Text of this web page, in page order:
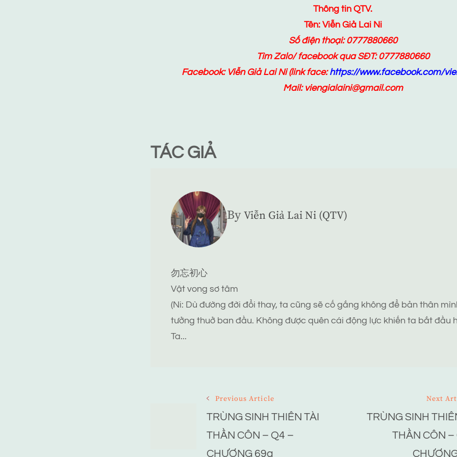
Thông tin QTV.
Tên: Viễn Giả Lai Ni
Số điện thoại: 0777880660
Tìm Zalo/ facebook qua SĐT: 0777880660
Facebook: Viễn Giả Lai Ni(link face:https://www.facebook.com/
Mail: viengialaini@gmail.com
TÁC GIẢ
By Viễn Giả Lai Ni (QTV)
勿忘初心
Vật vong sơ tâm
(Ni: Dù đường đời đổi thay, ta cũng sẽ cố gắng không để bản thân
tưởng thuở ban đầu. Không được quên cái động lực khiến ta bắt đầu
Ta...
Navigation
Previous Article
TRÙNG SINH THIÊN TÀI
THẦN CÔN – Q4 –
CHƯƠNG 69a
Next
TRÙNG SINH
THẦN CÔN –